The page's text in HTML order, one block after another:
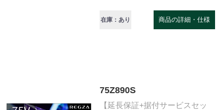
在庫：あり 商品の詳細・仕様
75Z890S
【延長保証+据付サービスセッ